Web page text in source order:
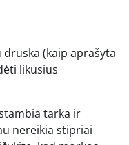
(kaip aprašyta
likusius
tarka ir
nereikia stipriai